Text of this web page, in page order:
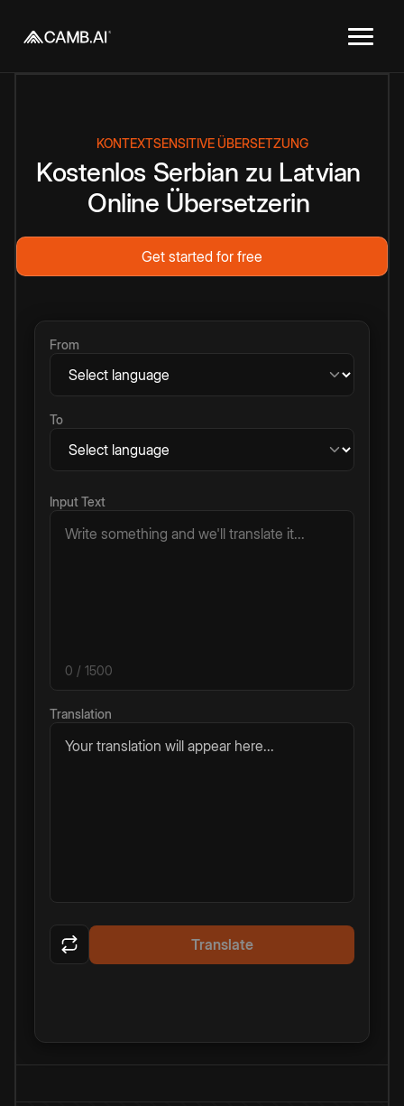
KONTEXTSENSITIVE ÜBERSETZUNG
Kostenlos Serbian zu Latvian
Online Übersetzerin
Get started for free
From
To
Input Text
0 / 1500
Translation
Your translation will appear here...
Translate